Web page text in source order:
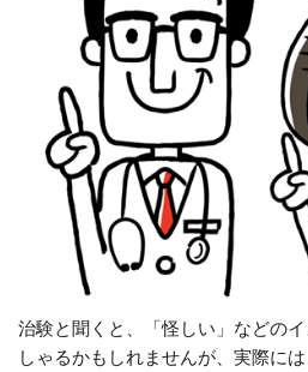
治験と聞くと、「怪しい」などの
しゃるかもしれませんが、実際に